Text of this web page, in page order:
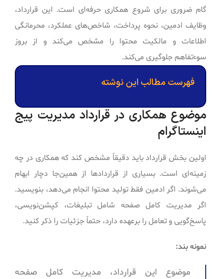
گام ضروری برای شروع همکاری حرفه‌ای است. این قرارداد،
وظایف ادمین، نحوه پرداخت، شاخص‌های عملکرد، محرمانگی
اطلاعات و مالکیت محتوا را مشخص می‌کند و از بروز
سوءتفاهم جلوگیری می‌کند.
فهرست مطالب این نوشته
موضوع همکاری در قرارداد مدیریت پیج
اینستاگرام
اولین بخش قرارداد باید دقیقاً مشخص کند که همکاری در چه
زمینه‌ای است. بسیاری از قراردادها از همین‌جا دچار ابهام
می‌شوند. اگر ادمین فقط تولید محتوا انجام می‌دهد، بنویسید.
اگر مدیریت کامل صفحه شامل تبلیغات، کپشن‌نویسی،
پاسخ‌گویی و تعامل را برعهده دارد، حتماً جزئیات را ذکر کنید.
نمونه بند:
موضوع این قرارداد، مدیریت کامل صفحه